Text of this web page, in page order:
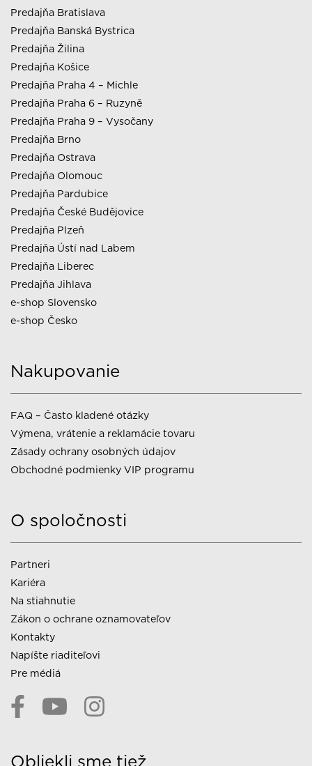
Predajňa Bratislava
Predajňa Banská Bystrica
Predajňa Žilina
Predajňa Košice
Predajňa Praha 4 – Michle
Predajňa Praha 6 – Ruzyně
Predajňa Praha 9 – Vysočany
Predajňa Brno
Predajňa Ostrava
Predajňa Olomouc
Predajňa Pardubice
Predajňa České Budějovice
Predajňa Plzeň
Predajňa Ústí nad Labem
Predajňa Liberec
Predajňa Jihlava
e-shop Slovensko
e-shop Česko
Nakupovanie
FAQ – Často kladené otázky
Výmena, vrátenie a reklamácie tovaru
Zásady ochrany osobných údajov
Obchodné podmienky VIP programu
O spoločnosti
Partneri
Kariéra
Na stiahnutie
Zákon o ochrane oznamovateľov
Kontakty
Napíšte riaditeľovi
Pre médiá
Obliekli sme tiež